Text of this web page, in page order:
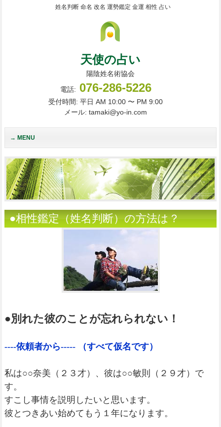
姓名判断 命名 改名 運勢鑑定 金運 相性 占い
天使の占い
陽陰姓名術協会
電話: 076-286-5226
受付時間: 平日 AM 10:00 〜 PM 9:00
メール: tamaki@yo-in.com
MENU
●相性鑑定（姓名判断）の方法は？
●別れた彼のことが忘れられない！
----依頼者から----- （すべて仮名です）
私は○○奈美（２３才）、彼は○○敏則（２９才）で
す。
すこし事情を説明したいと思います。
彼とつきあい始めてもう１年になります。